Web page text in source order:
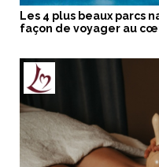
Les 4 plus beaux parcs
façon de voyager au